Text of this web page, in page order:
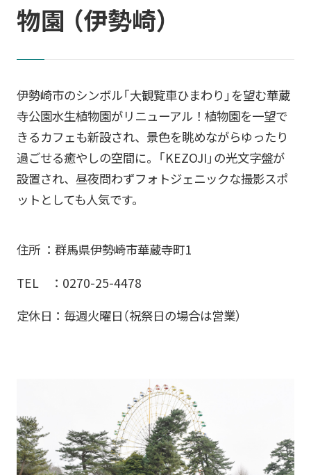
物園 （伊勢崎）
伊勢崎市のシンボル「大観覧車ひまわり」を望む華蔵
寺公園水生植物園がリニューアル！植物園を一望で
きるカフェも新設され、景色を眺めながらゆったり
過ごせる癒やしの空間に。「KEZOJI」の光文字盤が
設置され、昼夜問わずフォトジェニックな撮影スポ
ットとしても人気です。
住所 ：群馬県伊勢崎市華蔵寺町1
TEL ：0270-25-4478
定休日：毎週火曜日（祝祭日の場合は営業）